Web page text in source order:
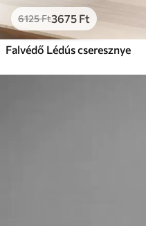
6125Ft3675 Ft
Falvédő Lédús cseresznye